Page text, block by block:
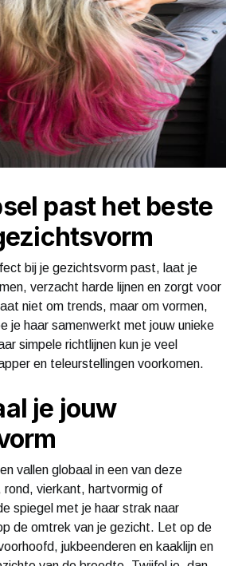
past het beste
bij je gezichtsvorm past, laat je
verzacht harde lijnen en zorgt voor
niet om trends, maar om vormen,
je haar samenwerkt met jouw unieke
simpele richtlijnen kun je veel
en teleurstellingen voorkomen.
je jouw
vallen globaal in een van deze
vierkant, hartvormig of
spiegel met je haar strak naar
de omtrek van je gezicht. Let op de
jukbeenderen en kaaklijn en